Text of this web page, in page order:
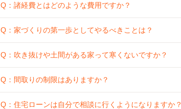
Q：諸経費とはどのような費用ですか？
Q：家づくりの第一歩としてやるべきことは？
Q：吹き抜けや土間がある家って寒くないですか？
Q：間取りの制限はありますか？
Q：住宅ローンは自分で相談に行くようになりますか？